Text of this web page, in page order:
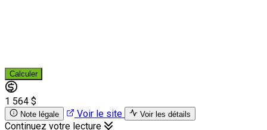
Calculer
1 564 $
Note légale Voir le site Voir les détails
Continuez votre lecture